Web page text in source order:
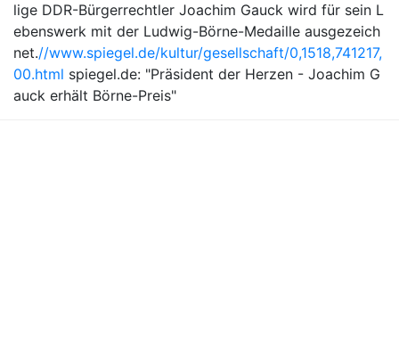
lige DDR-Bürgerrechtler Joachim Gauck wird für sein L
ebenswerk mit der Ludwig-Börne-Medaille ausgezeich
net.//www.spiegel.de/kultur/gesellschaft/0,1518,741217,
00.html spiegel.de: "Präsident der Herzen - Joachim G
auck erhält Börne-Preis"